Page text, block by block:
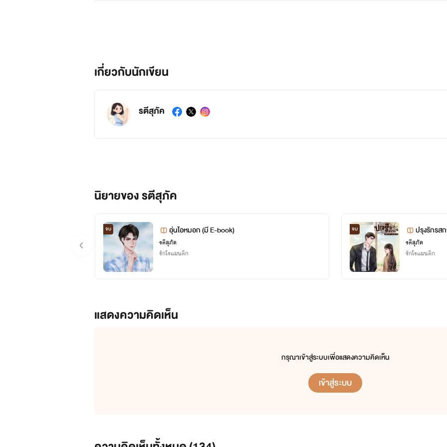
เกี่ยวกับนักเขียน
รตีสุภัค
นิยายของ รตีสุภัค
จบ อุ่นไอหมอก (มี E-book)
รตีสุภัค
รักโรแมนติก
จบ ปรุงรักรส
รตีสุภัค
รักโรแมนติก
แสดงความคิดเห็น
กรุณาเข้าสู่ระบบเพื่อแสดงความคิดเห็น
เข้าสู่ระบบ